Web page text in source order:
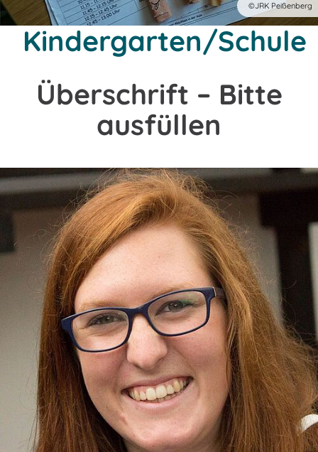
©JRK Peißenberg
Kindergarten/Schule
Überschrift – Bitte
ausfüllen